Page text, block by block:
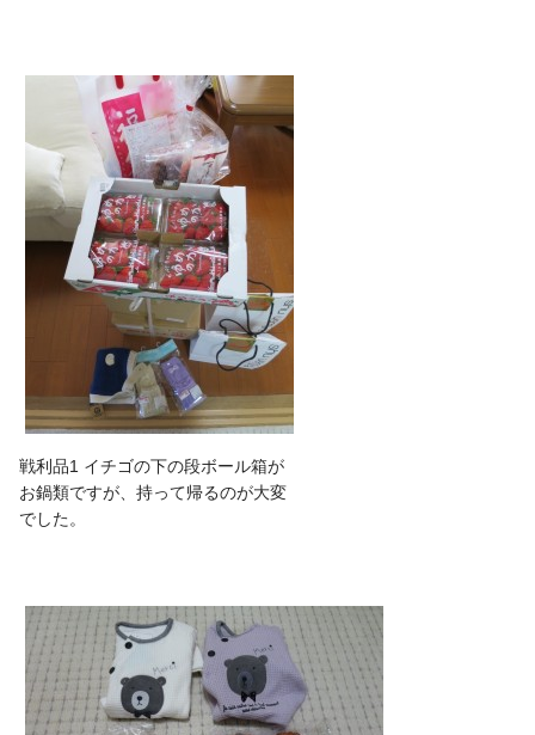
戦利品1 イチゴの下の段ボール箱が
お鍋類ですが、持って帰るのが大変
でした。